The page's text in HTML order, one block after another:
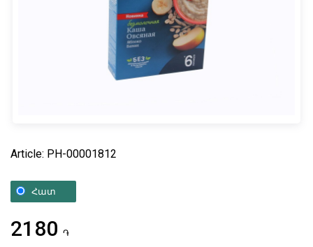
Article: PH-00001812
Հատ
2180 ֏